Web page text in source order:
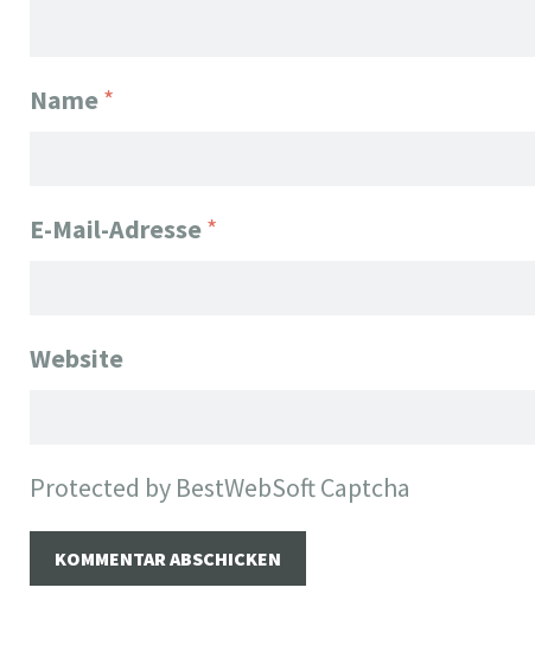
Name*
E-Mail-Adresse*
Website
Protected by BestWebSoft Captcha